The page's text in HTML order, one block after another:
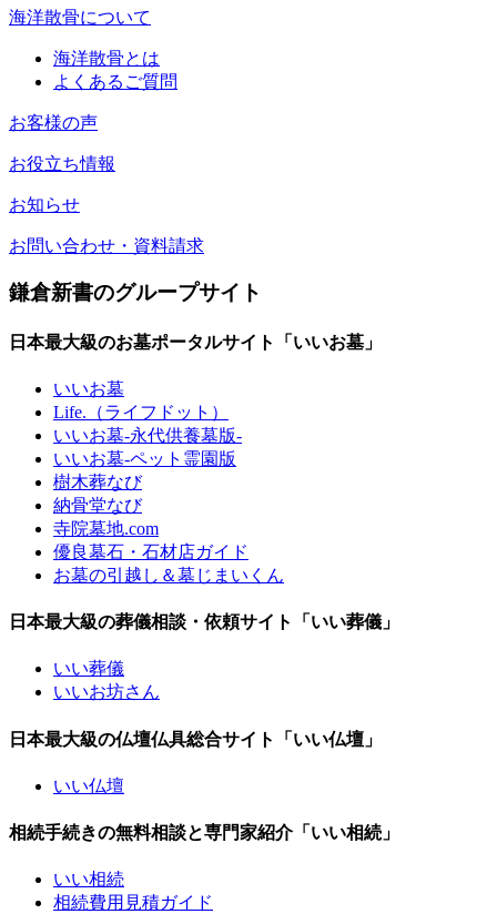
海洋散骨について
海洋散骨とは
よくあるご質問
お客様の声
お役立ち情報
お知らせ
お問い合わせ・資料請求
鎌倉新書のグループサイト
日本最大級のお墓ポータルサイト「いいお墓」
いいお墓
Life.（ライフドット）
いいお墓-永代供養墓版-
いいお墓-ペット霊園版
樹木葬なび
納骨堂なび
寺院墓地.com
優良墓石・石材店ガイド
お墓の引越し＆墓じまいくん
日本最大級の葬儀相談・依頼サイト「いい葬儀」
いい葬儀
いいお坊さん
日本最大級の仏壇仏具総合サイト「いい仏壇」
いい仏壇
相続手続きの無料相談と専門家紹介「いい相続」
いい相続
相続費用見積ガイド